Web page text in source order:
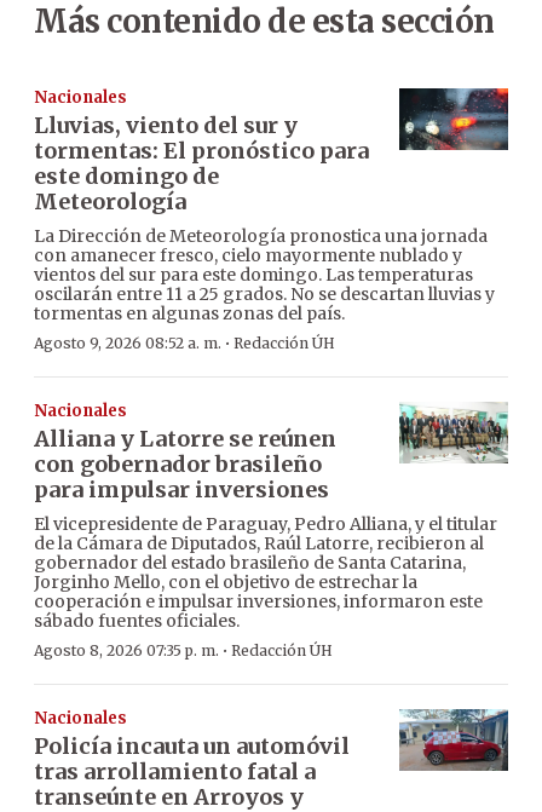
Más contenido de esta sección
Nacionales
Lluvias, viento del sur y
tormentas: El pronóstico para
este domingo de
Meteorología
La Dirección de Meteorología pronostica una jornada
con amanecer fresco, cielo mayormente nublado y
vientos del sur para este domingo. Las temperaturas
oscilarán entre 11 a 25 grados. No se descartan lluvias y
tormentas en algunas zonas del país.
Agosto 9, 2026 08:52 a. m. · Redacción ÚH
Nacionales
Alliana y Latorre se reúnen
con gobernador brasileño
para impulsar inversiones
El vicepresidente de Paraguay, Pedro Alliana, y el titular
de la Cámara de Diputados, Raúl Latorre, recibieron al
gobernador del estado brasileño de Santa Catarina,
Jorginho Mello, con el objetivo de estrechar la
cooperación e impulsar inversiones, informaron este
sábado fuentes oficiales.
Agosto 8, 2026 07:35 p. m. · Redacción ÚH
Nacionales
Policía incauta un automóvil
tras arrollamiento fatal a
transeúnte en Arroyos y